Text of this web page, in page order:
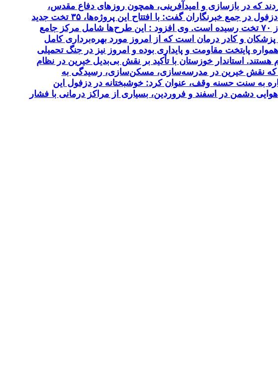
ثابت کردند که در بازسازی و امیدآفرینی، همچون روزهای دفاع مقدس،
پیشگام هستند سید محمدرضا موالی‌زاده، امروز در حاشیه آیین بهره‌برداری از ۷ طرح بهداشتی و درمانی در دزفول در جمع خبرنگاران گفت: با افتتاح این پروژه‌ها، ۳۵ تخت جدید
دیالیز به مجموعه بیمارستانی دزفول افزوده شده و هم‌اکنون مجموع تخت‌های دیالیز این شهرستان به بیش از ۷۰ تخت رسیده است. وی افزود : این طرح‌ها شامل مرکز جامع
و کادر درمان است که از امروز مورد بهره‌برداری کامل
پایتخت مقاومت و پایداری بوده و امروز نیز در جنگ تحمیلی
استاندار خوزستان با تأکید بر نقش بی‌بدیل خیرین در نظام
که نقش خیرین در مدرسه‌سازی، مسکن‌سازی، رسیدگی به
به سنت حسنه وقف، عنوان کرد: خوشبختانه در دزفول این
دشمن در اسفند و فروردین، بسیاری از مراکز درمانی با فشار